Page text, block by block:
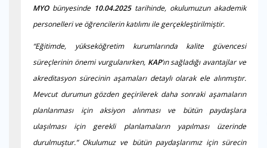
MYObünyesinde 10.04.2025tarihinde, okulumuzun akademik
personelleri ve öğrencilerin katılımı ile gerçekleştirilmiştir.
“Eğitimde, yükseköğretim kurumlarında kalite güvencesi
süreçlerinin önemi vurgulanırken, KAP’ın sağladığı avantajlar ve
akreditasyon sürecinin aşamaları detaylı olarak ele alınmıştır.
Mevcut durumun gözden geçirilerek daha sonraki aşamaların
planlanması için aksiyon alınması ve bütün paydaşlara
ulaşılması için gerekli planlamaların yapılması üzerinde
durulmuştur.” Okulumuz ve bütün paydaşlarımız için sürecin